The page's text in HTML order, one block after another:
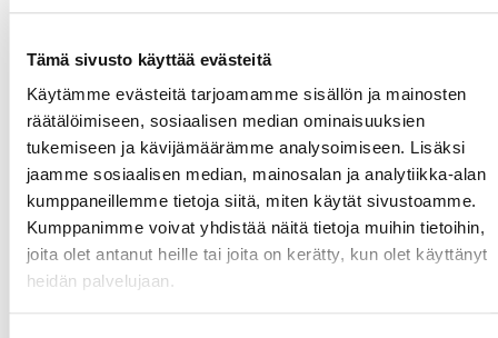
Tämä sivusto käyttää evästeitä
Käytämme evästeitä tarjoamamme sisällön ja mainosten
räätälöimiseen, sosiaalisen median ominaisuuksien
tukemiseen ja kävijämäärämme analysoimiseen. Lisäksi
jaamme sosiaalisen median, mainosalan ja analytiikka-alan
kumppaneillemme tietoja siitä, miten käytät sivustoamme.
Kumppanimme voivat yhdistää näitä tietoja muihin tietoihin,
joita olet antanut heille tai joita on kerätty, kun olet käyttänyt
heidän palvelujaan.